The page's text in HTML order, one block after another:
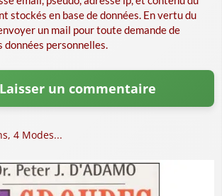
stockés en base de données. En vertu du
un mail pour toute demande de
données personnelles.
4 Modes...